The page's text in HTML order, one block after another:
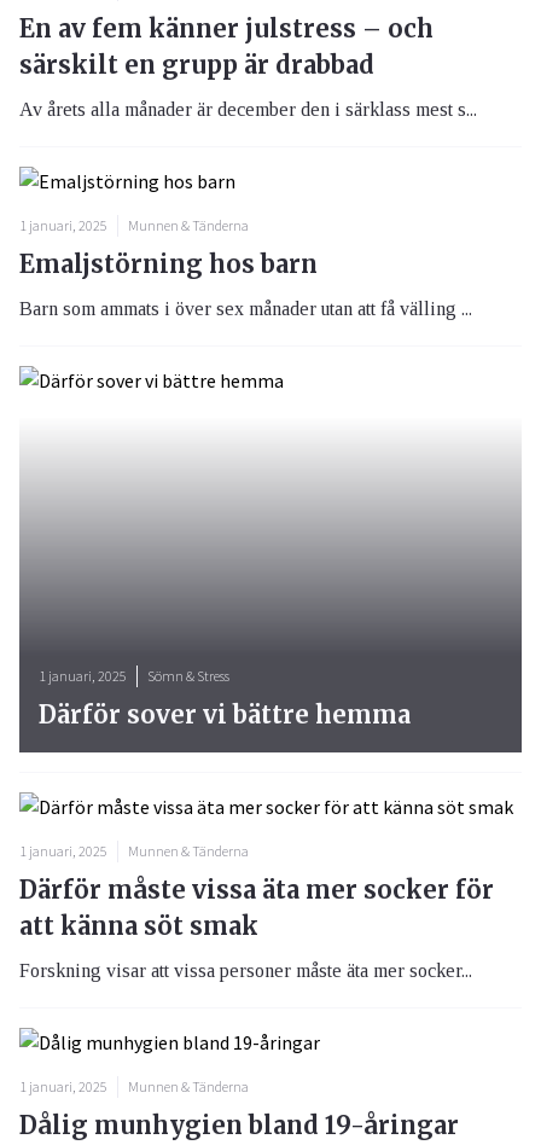
En av fem känner julstress – och
särskilt en grupp är drabbad
Av årets alla månader är december den i särklass mest s...
1 januari, 2025 Munnen & Tänderna
Emaljstörning hos barn
Barn som ammats i över sex månader utan att få välling ...
1 januari, 2025 Sömn & Stress
Därför sover vi bättre hemma
1 januari, 2025 Munnen & Tänderna
Därför måste vissa äta mer socker för
att känna söt smak
Forskning visar att vissa personer måste äta mer socker...
1 januari, 2025 Munnen & Tänderna
Dålig munhygien bland 19-åringar